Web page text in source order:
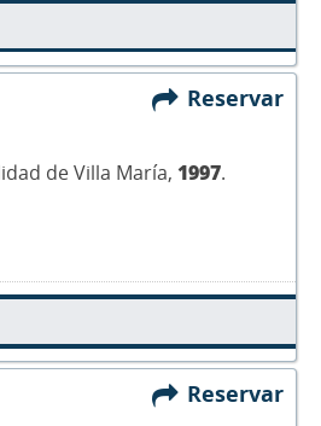
Reservar
de Villa María, 1997.
Reservar